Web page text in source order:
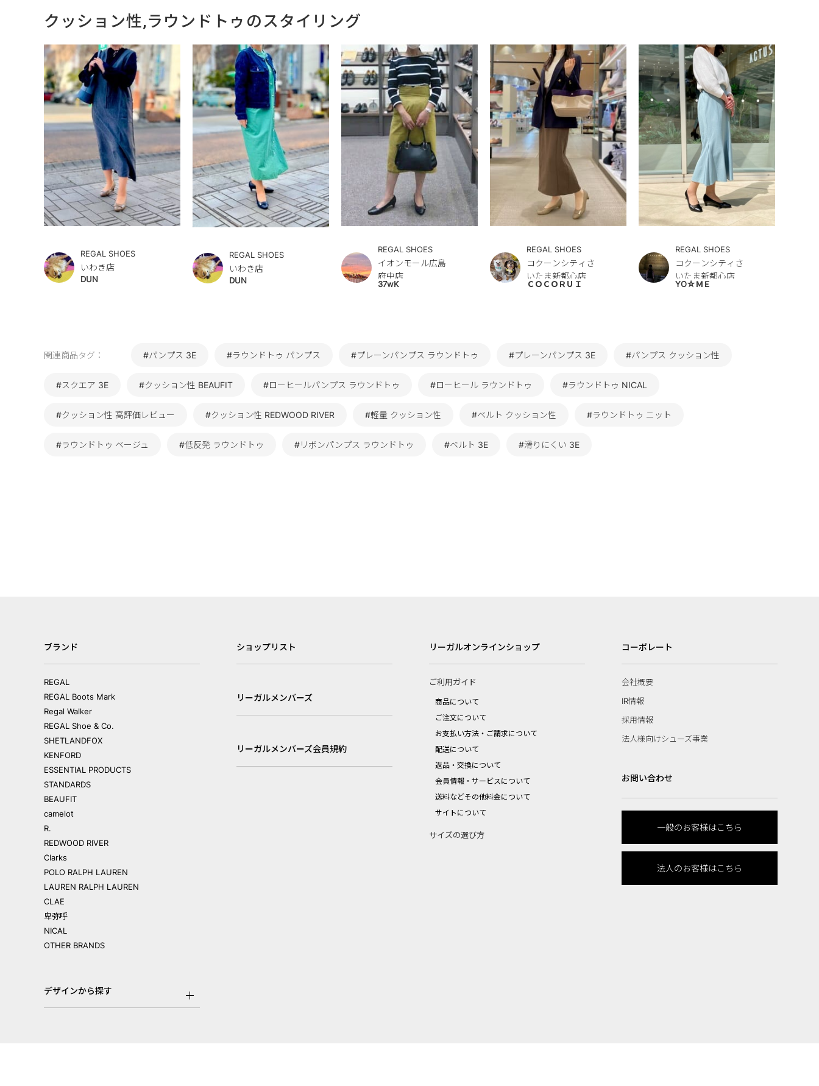
クッション性,ラウンドトゥのスタイリング
REGAL SHOES
いわき店
DUN
REGAL SHOES
いわき店
DUN
REGAL SHOES
イオンモール広島
府中店
37wK
REGAL SHOES
コクーンシティさ
いたま新都心店
ＣＯＣＯＲＵＩ
REGAL SHOES
コクーンシティさ
いたま新都心店
YO☆ＭＥ
関連商品タグ： #パンプス 3E #ラウンドトゥ パンプス #プレーンパンプス ラウンドトゥ #プレーンパンプス 3E #パンプス クッション性
#スクエア 3E #クッション性 BEAUFIT #ローヒールパンプス ラウンドトゥ #ローヒール ラウンドトゥ #ラウンドトゥ NICAL
#クッション性 高評価レビュー #クッション性 REDWOOD RIVER #軽量 クッション性 #ベルト クッション性 #ラウンドトゥ ニット
#ラウンドトゥ ベージュ #低反発 ラウンドトゥ #リボンパンプス ラウンドトゥ #ベルト 3E #滑りにくい 3E
ブランド
REGAL
REGAL Boots Mark
Regal Walker
REGAL Shoe & Co.
SHETLANDFOX
KENFORD
ESSENTIAL PRODUCTS
STANDARDS
BEAUFIT
camelot
R.
REDWOOD RIVER
Clarks
POLO RALPH LAUREN
LAUREN RALPH LAUREN
CLAE
卑弥呼
NICAL
OTHER BRANDS
デザインから探す
ショップリスト
リーガルメンバーズ
リーガルメンバーズ会員規約
リーガルオンラインショップ
ご利用ガイド
商品について
ご注文について
お支払い方法・ご請求について
配送について
返品・交換について
会員情報・サービスについて
送料などその他料金について
サイトについて
サイズの選び方
コーポレート
会社概要
IR情報
採用情報
法人様向けシューズ事業
お問い合わせ
一般のお客様はこちら
法人のお客様はこちら